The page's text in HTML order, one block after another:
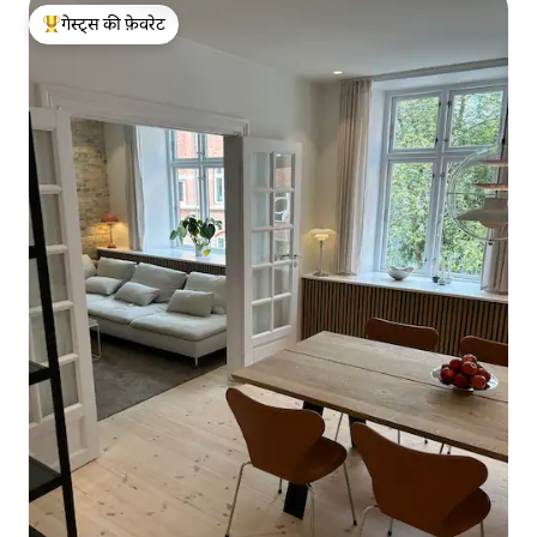
गेस्ट्स का टॉप फ़ेवरेट
गेस्ट्स की फ़ेवरेट